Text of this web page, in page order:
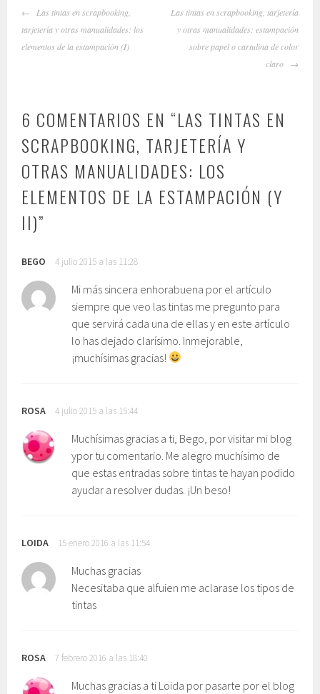
NAVEGADOR
DE
ARTÍCULOS
Las tintas en scrapbooking,
tarjetería y otras manualidades: los
elementos de la estampación (I)
Las tintas en scrapbooking, tarjetería
y otras manualidades: estampación
sobre papel o cartulina de color
claro
6 COMENTARIOS EN “LAS TINTAS EN
SCRAPBOOKING, TARJETERÍA Y
OTRAS MANUALIDADES: LOS
ELEMENTOS DE LA ESTAMPACIÓN (Y
II)”
BEGO 4 julio 2015 a las 11:28
Mi más sincera enhorabuena por el artículo
siempre que veo las tintas me pregunto para
que servirá cada una de ellas y en este artículo
lo has dejado clarísimo. Inmejorable,
¡muchísimas gracias!
ROSA 4 julio 2015 a las 15:44
Muchísimas gracias a ti, Bego, por visitar mi blog
ypor tu comentario. Me alegro muchísimo de
que estas entradas sobre tintas te hayan podido
ayudar a resolver dudas. ¡Un beso!
LOIDA 15 enero 2016 a las 11:54
Muchas gracias
Necesitaba que alfuien me aclarase los tipos de
tintas
ROSA 7 febrero 2016 a las 18:40
Muchas gracias a ti Loida por pasarte por el blog